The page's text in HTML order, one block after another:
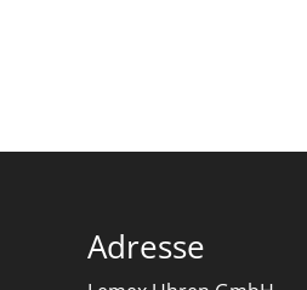
Adresse